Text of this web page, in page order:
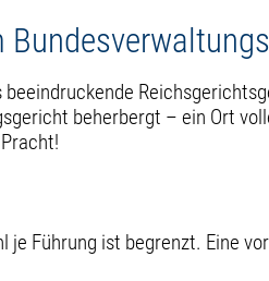
beeindruckende
beherbergt – ein Ort
je Führung ist begrenzt. Eine